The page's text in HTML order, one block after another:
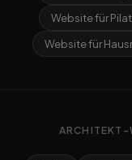
Website für
Website für
ARCHITEKT-